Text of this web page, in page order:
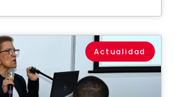
Actualidad